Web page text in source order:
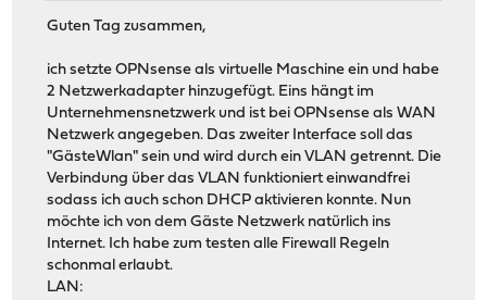
Guten Tag zusammen,
ich setzte OPNsense als virtuelle Maschine ein und habe
2 Netzwerkadapter hinzugefügt. Eins hängt im
Unternehmensnetzwerk und ist bei OPNsense als WAN
Netzwerk angegeben. Das zweiter Interface soll das
"GästeWlan" sein und wird durch ein VLAN getrennt. Die
Verbindung über das VLAN funktioniert einwandfrei
sodass ich auch schon DHCP aktivieren konnte. Nun
möchte ich von dem Gäste Netzwerk natürlich ins
Internet. Ich habe zum testen alle Firewall Regeln
schonmal erlaubt.
LAN: